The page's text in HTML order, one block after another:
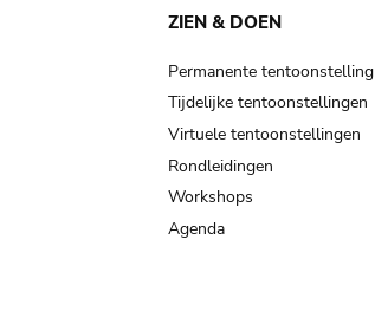
ZIEN & DOEN
Permanente tentoonstelling
Tijdelijke tentoonstellingen
Virtuele tentoonstellingen
Rondleidingen
Workshops
Agenda